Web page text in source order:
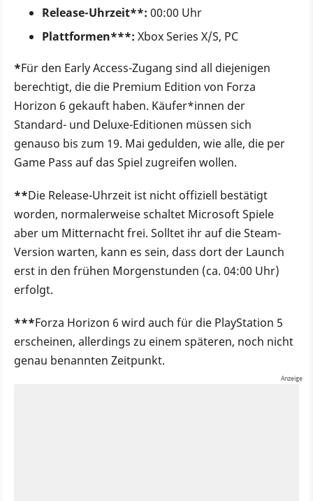
Release-Uhrzeit**: 00:00 Uhr
Plattformen***: Xbox Series X/S, PC
*Für den Early Access-Zugang sind all diejenigen
berechtigt, die die Premium Edition von Forza
Horizon 6 gekauft haben. Käufer*innen der
Standard- und Deluxe-Editionen müssen sich
genauso bis zum 19. Mai gedulden, wie alle, die per
Game Pass auf das Spiel zugreifen wollen.
**Die Release-Uhrzeit ist nicht offiziell bestätigt
worden, normalerweise schaltet Microsoft Spiele
aber um Mitternacht frei. Solltet ihr auf die Steam-
Version warten, kann es sein, dass dort der Launch
erst in den frühen Morgenstunden (ca. 04:00 Uhr)
erfolgt.
***Forza Horizon 6 wird auch für die PlayStation 5
erscheinen, allerdings zu einem späteren, noch nicht
genau benannten Zeitpunkt.